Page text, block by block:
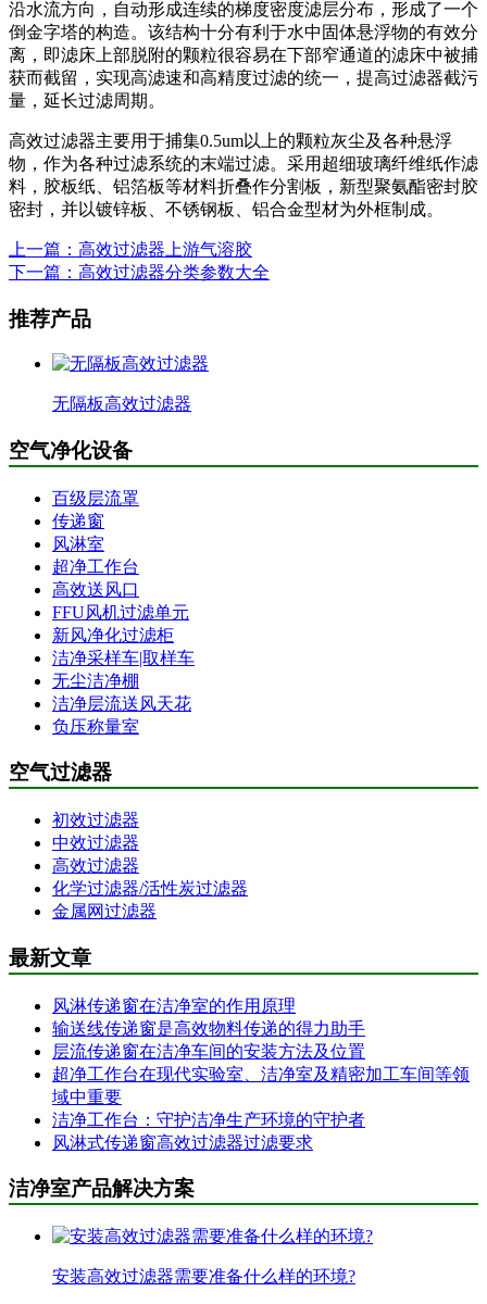
沿水流方向，自动形成连续的梯度密度滤层分布，形成了一个
倒金字塔的构造。该结构十分有利于水中固体悬浮物的有效分
离，即滤床上部脱附的颗粒很容易在下部窄通道的滤床中被捕
获而截留，实现高滤速和高精度过滤的统一，提高过滤器截污
量，延长过滤周期。
高效过滤器主要用于捕集0.5um以上的颗粒灰尘及各种悬浮
物，作为各种过滤系统的末端过滤。采用超细玻璃纤维纸作滤
料，胶板纸、铝箔板等材料折叠作分割板，新型聚氨酯密封胶
密封，并以镀锌板、不锈钢板、铝合金型材为外框制成。
上一篇：高效过滤器上游气溶胶
下一篇：高效过滤器分类参数大全
推荐产品
无隔板高效过滤器
空气净化设备
百级层流罩
传递窗
风淋室
超净工作台
高效送风口
FFU风机过滤单元
新风净化过滤柜
洁净采样车|取样车
无尘洁净棚
洁净层流送风天花
负压称量室
空气过滤器
初效过滤器
中效过滤器
高效过滤器
化学过滤器/活性炭过滤器
金属网过滤器
最新文章
风淋传递窗在洁净室的作用原理
输送线传递窗是高效物料传递的得力助手
层流传递窗在洁净车间的安装方法及位置
超净工作台在现代实验室、洁净室及精密加工车间等领
域中重要
洁净工作台：守护洁净生产环境的守护者
风淋式传递窗高效过滤器过滤要求
洁净室产品解决方案
安装高效过滤器需要准备什么样的环境?